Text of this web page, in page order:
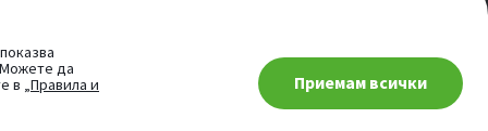
да
в „Правила и
Приемам всички
AI асистента ни © 2026 Сайт от: